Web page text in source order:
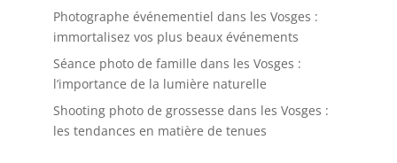
Photographe événementiel dans les Vosges :
immortalisez vos plus beaux événements
Séance photo de famille dans les Vosges :
l’importance de la lumière naturelle
Shooting photo de grossesse dans les Vosges :
les tendances en matière de tenues